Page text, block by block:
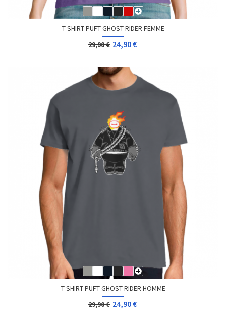
T-SHIRT PUFT GHOST RIDER FEMME
29,90 € 24,90 €
T-SHIRT PUFT GHOST RIDER HOMME
29,90 € 24,90 €